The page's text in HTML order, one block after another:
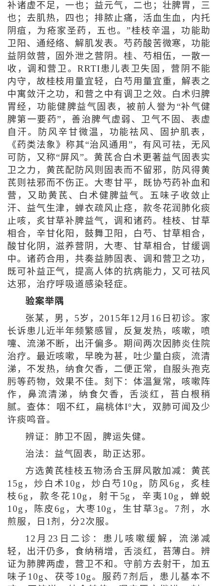
补诸虚不足，一也；益元气，二也；壮脾胃，三
也；去肌热，四也；排脓止痛，活血生血，内托
阴疽，为疮家圣药，五也。”桂枝辛温，功能助
卫阳、通经络、解肌发表。芍药酸苦微寒，功能
益阴敛营，固外泄之营阴。桂、芍相伍，一散一
收，调和营卫。RRTI患儿表卫失固，营阴不能
内守，故桂枝用量宜轻，白芍用量宜重，解表之
中寓敛汗之功，和营之中有调卫之效。白术归脾
胃经，功能健脾益气固表，被前人誉为“补气健
脾第一要药”，善治脾气虚弱、卫气不固、表虚
自汗。防风辛甘微温，功能祛风、固护肌表，
《药类法象》称其“治风通用”，有风可祛，无风
可防，又称“屏风”。黄芪合白术更著益气固表实
卫之力，黄芪配防风则固表而不留邪，防风得黄
芪则祛邪而不伤正。大枣甘平，既协芍药补血和
营，又助黄芪、白术健脾益气。五味子收敛止
汗、益气生津，蝉衣疏风止痉，款冬花润肺化痰
止咳，炙甘草补脾益气，调和诸药。桂枝、甘草
相合，辛甘化阳，鼓舞卫阳，白芍、甘草相合，
酸甘化阴，滋养营阴，大枣、甘草相合，甘缓调
中。诸药合用，共奏益肺固表、调和营卫之功，
既可补益正气，提高人体的抗病能力，又可祛风
达邪，治疗呼吸道感染轻症。
验案举隅
张某，男，5岁，2015年12月16日初诊。家
长诉患儿近半年频繁感冒，反复发热，咳嗽，喷
嚏、流涕不断，出汗偏多。期间两次因肺炎住院
治疗。最近咳嗽，早晚为甚，吐少量白痰，流清
涕，不发热，纳食欠香，二便正常，自服头孢克
肟等药物，效果不佳。刻下：体温复常，咳嗽阵
作，鼻流清涕，纳食欠香，舌淡红，苔白根稍
腻。查体：咽不红，扁桃体I°大，双肺可闻及少
许痰鸣音。
辨证：肺卫不固，脾运失健。
治法：益气固表，助正达邪。
方选黄芪桂枝五物汤合玉屏风散加减：黄芪
15g，炒白术10g，炒白芍10g，防风6g，炙桂
枝6g，款冬花10g，射干5g，辛夷10g，蝉蜕
10g，陈皮6g，大枣10g，生甘草3g。7剂，水
煎服，日1剂，分2次服。
12月23日二诊：患儿咳嗽缓解，流涕减
轻，出汗仍多，食纳稍增，舌淡红，苔薄白。辨
证为肺脾两虚，营卫不和。守前方去射干，加五
味子10g、茯苓10g。服药7剂后，患儿基本不